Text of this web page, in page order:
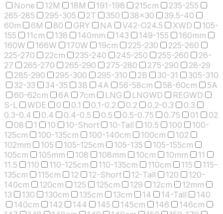
None 12M 18M 191-198 215cm
235-255
265-285
295-305 2T 350 38x30
39.5-40
60m
6M 80 GRY NA V42-O24.5 XWD
105-
155
11cm 138 140mm 143 149-155
160mm
160W
166W 170W 19cm 225-230
225-260
225-270
22cm 235-240 245-250 255-260
26-
27
265-270 265-290 275-280 275-290
28-29
285-290
295-300 295-310 2B 30-31
305-310
32-33
34-35 3B 4A 56-58cm 58-60cm
5A
60-62cm
6A 7cm LNG LNGWD
REGWD
S-L
WDE 0 0.1 0.1-0.2 0.2 0.2-0.3
0.3
0.3-0.4
0.4 0.4-0.5 0.5 0.5-0.75 0.75 01
02
08
1 10 10-Short 10-Tall 10.5 100
100-
125cm
100-135cm 100-140cm 100cm
102
102mm
105 105-125cm 105-135
105-155cm
105cm
105mm 108 108mm 10cm 10mm
11
11.5
110 110-125cm 110-135cm 110cm 115
115-
135cm
115cm 12 12-Short 12-Tall 120
120-
140cm
120cm 125 125cm 129 12cm
12mm
13
130 130cm 135cm 13cm 14 14-Tall
140
140cm
142 144 145 145cm 146
146cm